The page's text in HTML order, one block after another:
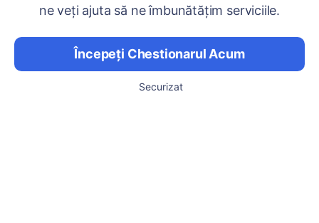
ne veți ajuta să ne îmbunătățim serviciile.
Începeți Chestionarul Acum
Securizat